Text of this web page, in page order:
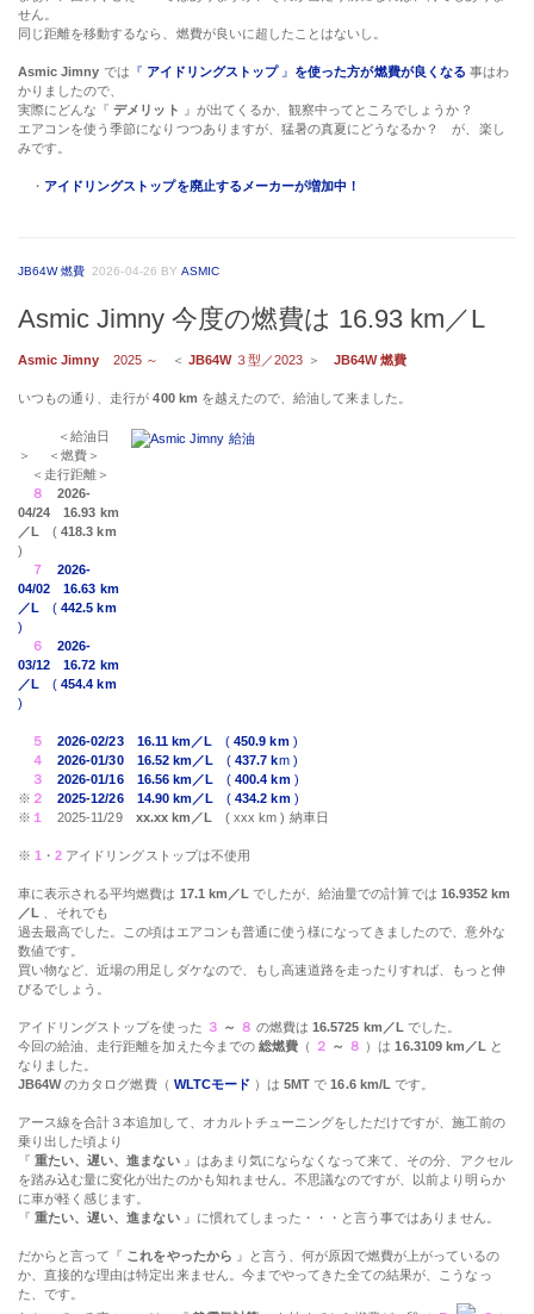
せん。
同じ距離を移動するなら、燃費が良いに超したことはないし。
Asmic Jimny では 『 アイドリングストップ』 を使った方が燃費が良くなる 事はわ
かりましたので、
実際にどんな『デメリット
』が出てくるか、観察中ってところでしょうか？
エアコンを使う季節になりつつありますが、猛暑の真夏にどうなるか？ が、楽し
みです。
・ アイドリングストップを廃止するメーカーが増加中！
JB64W 燃費 2026-04-26 BY ASMIC
Asmic Jimny 今度の燃費は 16.93 km／L
Asmic Jimny 2025 ～ ＜ JB64W３型／2023 ＞ JB64W 燃費
いつもの通り、走行が400 km を越えたので、給油して来ました。
＜給油日
＞ ＜燃費＞
＜走行距離＞
８
2026-
04/24
16.93 km
／L (418.3 km
)
７
2026-
04/02
16.63 km
／L (442.5 km
)
６
2026-
03/12
16.72 km
／L (454.4 km
)
５ 2026-02/23 16.11 km／L (450.9 km)
４
2026-01/30 16.52 km／L (437.7 km )
３
2026-01/16 16.56 km／L (400.4 km)
※ ２ 2025-12/26 14.90 km／L (434.2 km)
※ １ 2025-11/29 xx.xx km／L ( xxx km ) 納車日
※1 ・2 アイドリングストップは不使用
車に表示される平均燃費は 17.1 km／L でしたが、給油量での計算では 16.9352 km
／L 、それでも
過去最高でした。この頃はエアコンも普通に使う様になってきましたので、意外な
数値です。
買い物など、近場の用足しダケなので、もし高速道路を走ったりすれば、もっと伸
びるでしょう。
アイドリングストップを使った ３ ～ ８ の燃費は16.5725 km／L でした。
今回の給油、走行距離を加えた今までの 総燃費（ ２ ～ ８ ）は16.3109 km／L と
なりました。
JB64Wのカタログ燃費（ WLTCモード ）は5MT で16.6 km/L です。
アース線を合計３本追加して、オカルトチューニングをしただけですが、施工前の
乗り出した頃より
『重たい、遅い、進まない』はあまり気にならなくなって来て、その分、アクセル
を踏み込む量に変化が出たのかも知れません。不思議なのですが、以前より明らか
に車が軽く感じます。
『重たい、遅い、進まない』に慣れてしまった・・・と言う事ではありません。
だからと言って『 これをやったから 』と言う、何が原因で燃費が上がっているの
か、直接的な理由は特定出来ません。今までやってきた全ての結果が、こうなっ
た、です。